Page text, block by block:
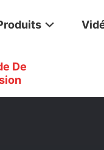
De
Boîte De Vitesse De